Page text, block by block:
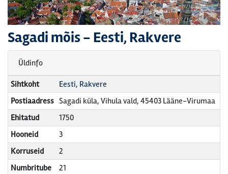
Sagadi mõis- Eesti, Rakvere
Üldinfo
Sihtkoht
Eesti, Rakvere
Postiaadress Sagadi küla, Vihula vald, 45403 Lääne-Virumaa
Ehitatud
1750
Hooneid
3
Korruseid
2
Numbritube
21